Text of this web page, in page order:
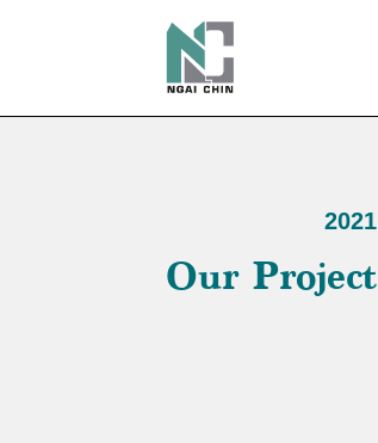
2021
Our Project